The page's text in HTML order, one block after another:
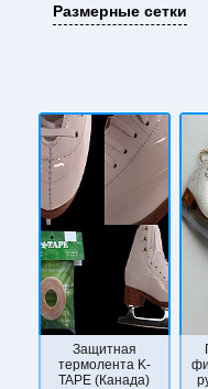
Размерные сетки
Защитная
термолента K-
TAPE (Канада)